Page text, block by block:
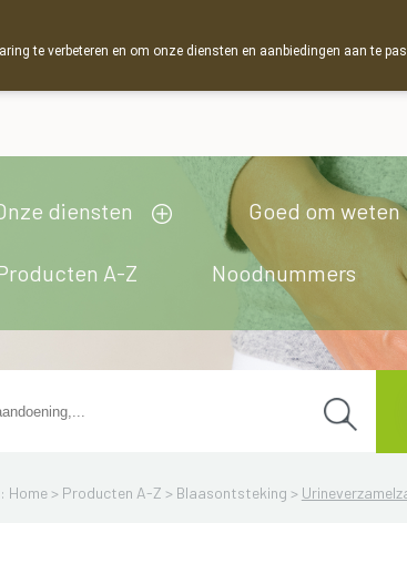
diensten Goed om weten
A-Z Noodnummers
Home > Producten A-Z > Blaasontsteking >
te verbeteren en om onze diensten en aanbiedingen aan te